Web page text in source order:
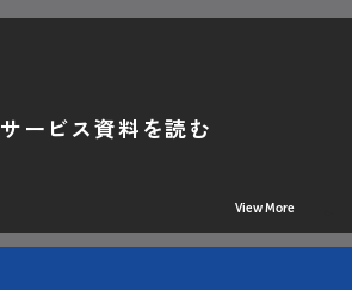
サービス資料を読む
View More